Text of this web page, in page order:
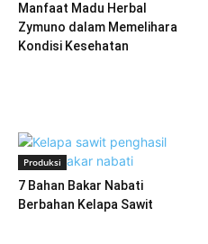
Manfaat Madu Herbal
Zymuno dalam Memelihara
Kondisi Kesehatan
Produksi
7 Bahan Bakar Nabati
Berbahan Kelapa Sawit